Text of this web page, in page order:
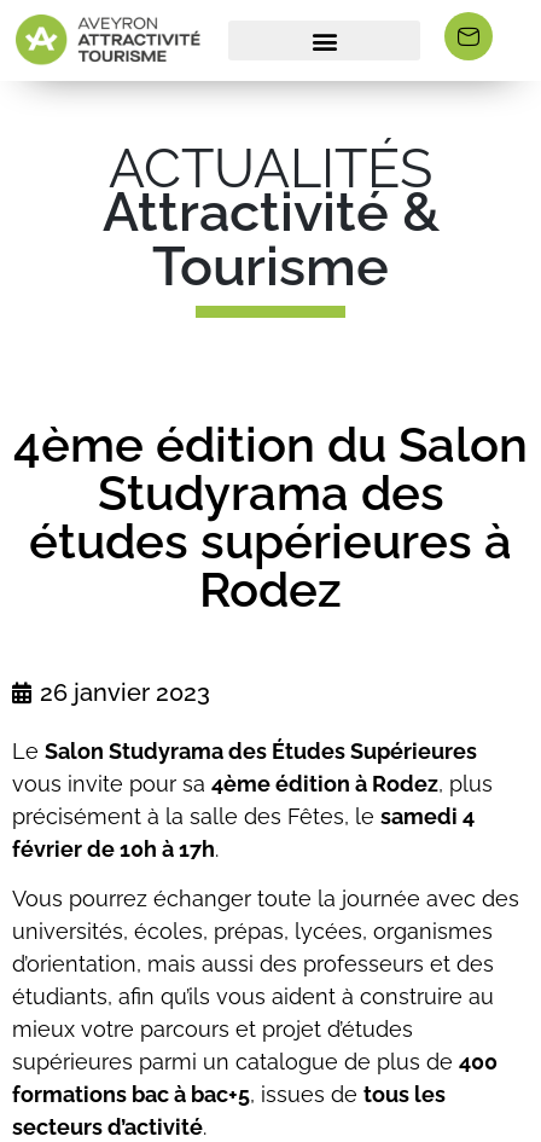
ACTUALITÉS
Attractivité &
Tourisme
4ème édition du Salon
Studyrama des
études supérieures à
Rodez
26 janvier 2023
Le Salon Studyrama des Études Supérieures
vous invite pour sa 4ème édition à Rodez, plus
précisément à la salle des Fêtes, le samedi 4
février de 10h à 17h.
Vous pourrez échanger toute la journée avec des
universités, écoles, prépas, lycées, organismes
d’orientation, mais aussi des professeurs et des
étudiants, afin qu’ils vous aident à construire au
mieux votre parcours et projet d’études
supérieures parmi un catalogue de plus de 400
formations bac à bac+5, issues de tous les
secteurs d’activité.